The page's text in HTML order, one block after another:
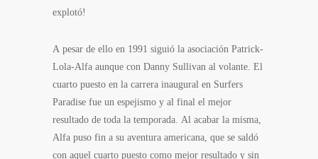
explotó!
A pesar de ello en 1991 siguió la asociación Patrick-
Lola-Alfa aunque con Danny Sullivan al volante. El
cuarto puesto en la carrera inaugural en Surfers
Paradise fue un espejismo y al final el mejor
resultado de toda la temporada. Al acabar la misma,
Alfa puso fin a su aventura americana, que se saldó
con aquel cuarto puesto como mejor resultado y sin